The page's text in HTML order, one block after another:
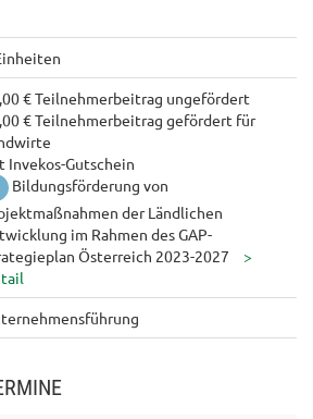
€ Teilnehmerbeitrag ungefördert
€ Teilnehmerbeitrag gefördert für
Invekos-Gutschein
Bildungsförderung von
der Ländlichen
im Rahmen des GAP-
Österreich 2023-2027